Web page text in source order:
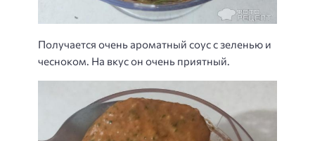
Получается очень ароматный соус с зеленью и
чесноком. На вкус он очень приятный.